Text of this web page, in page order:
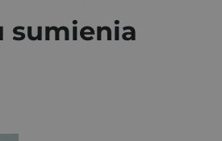
sumienia